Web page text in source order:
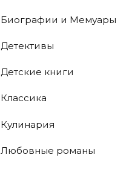
Биографии и Мемуары
Детективы
Детские книги
Классика
Кулинария
Любовные романы